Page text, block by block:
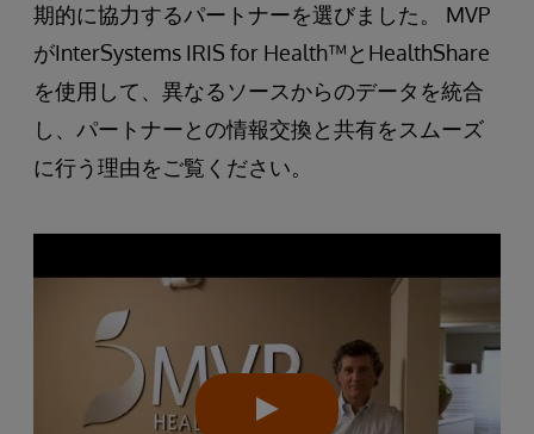
期的に協力するパートナーを選びました。 MVP
がInterSystems IRIS for Health™とHealthShare
を使用して、異なるソースからのデータを統合
し、パートナーとの情報交換と共有をスムーズ
に行う理由をご覧ください。